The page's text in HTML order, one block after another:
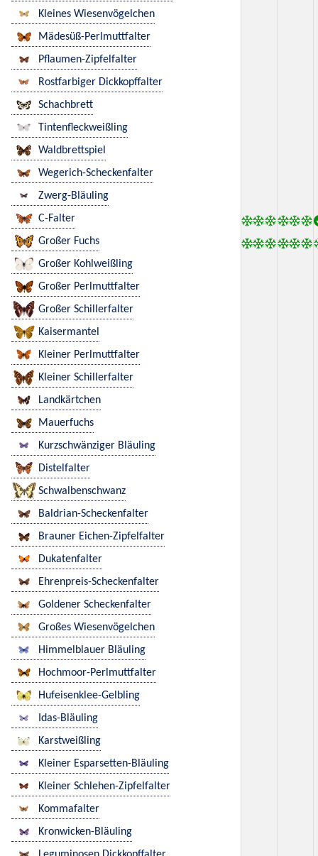
Kleines Wiesenvögelchen
Mädesüß-Perlmuttfalter
Pflaumen-Zipfelfalter
Rostfarbiger Dickkopffalter
Schachbrett
Tintenfleckweißling
Waldbrettspiel
Wegerich-Scheckenfalter
Zwerg-Bläuling
C-Falter
Großer Fuchs
Großer Kohlweißling
Großer Perlmuttfalter
Großer Schillerfalter
Kaisermantel
Kleiner Perlmuttfalter
Kleiner Schillerfalter
Landkärtchen
Mauerfuchs
Kurzschwänziger Bläuling
Distelfalter
Schwalbenschwanz
Baldrian-Scheckenfalter
Brauner Eichen-Zipfelfalter
Dukatenfalter
Ehrenpreis-Scheckenfalter
Goldener Scheckenfalter
Großes Wiesenvögelchen
Himmelblauer Bläuling
Hochmoor-Perlmuttfalter
Hufeisenklee-Gelbling
Idas-Bläuling
Karstweißling
Kleiner Esparsetten-Bläuling
Kleiner Schlehen-Zipfelfalter
Kommafalter
Kronwicken-Bläuling